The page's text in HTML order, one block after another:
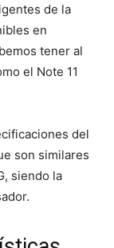
de la
en
tener al
el Note 11
del
son similares
siendo la